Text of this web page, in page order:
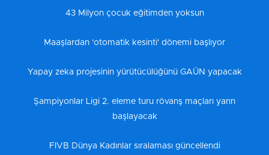
43 Milyon çocuk eğitimden yoksun
Maaşlardan 'otomatik kesinti' dönemi başlıyor
Yapay zeka projesinin yürütücülüğünü GAÜN yapacak
Şampiyonlar Ligi 2. eleme turu rövanş maçları yarın
başlayacak
FIVB Dünya Kadınlar sıralaması güncellendi